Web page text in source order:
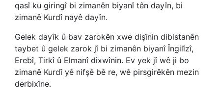
qasî ku giringî bi zimanên biyanî tên dayîn, bi
zimanê Kurdî nayê dayîn.
Gelek dayîk û bav zarokên xwe dişînin dibistanên
taybet û gelek zarok jî bi zimanên biyanî Îngilîzî,
Erebî, Tirkî û Elmanî dixwînin. Ev yek jî wê ji bo
zimanê Kurdî yê nifşê bê re, wê pirsgirêkên mezin
derbixîne.